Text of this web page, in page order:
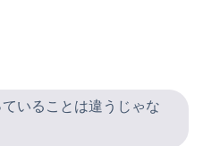
いることは違うじゃな